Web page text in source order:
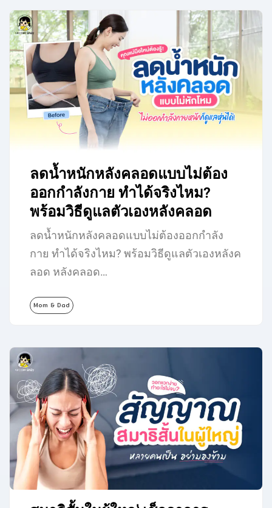
ลดน้ำหนักหลังคลอดแบบไม่ต้อง
ออกกำลังกาย ทำได้จริงไหม?
พร้อมวิธีดูแลตัวเองหลังคลอด
ลดน้ำหนักหลังคลอดแบบไม่ต้องออกกำลัง
กาย ทำได้จริงไหม? พร้อมวิธีดูแลตัวเองหลังค
ลอด หลังคลอด…
Mom & Dad